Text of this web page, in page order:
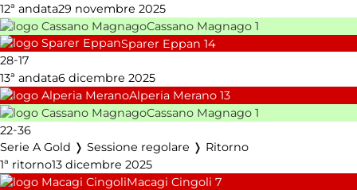
12ª andata29 novembre 2025
Cassano Magnago 1
Sparer Eppan 14
28-17
13ª andata6 dicembre 2025
Alperia Merano 13
Cassano Magnago 1
22-36
Serie A Gold ❭ Sessione regolare ❭ Ritorno
1ª ritorno13 dicembre 2025
Macagi Cingoli 7